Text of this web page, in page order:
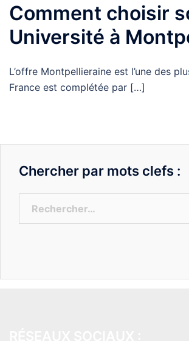
Comment choisir
Université à
L’offre Montpellieraine est l’une des
France est complétée par […]
Chercher par mots clefs :